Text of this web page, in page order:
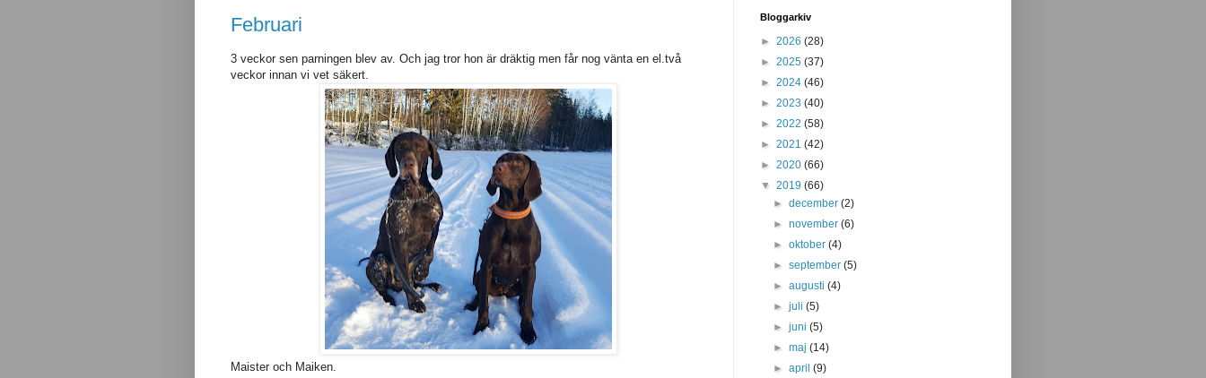
Februari
3 veckor sen parningen blev av. Och jag tror hon är dräktig men får nog vänta en el.två
veckor innan vi vet säkert.
Maister och Maiken.
Bloggarkiv
► 2026 (28)
► 2025 (37)
► 2024 (46)
► 2023 (40)
► 2022 (58)
► 2021 (42)
► 2020 (66)
▼ 2019 (66)
►december(2)
►november(6)
►oktober(4)
►september(5)
►augusti(4)
►juli(5)
►juni(5)
►maj(14)
►april(9)